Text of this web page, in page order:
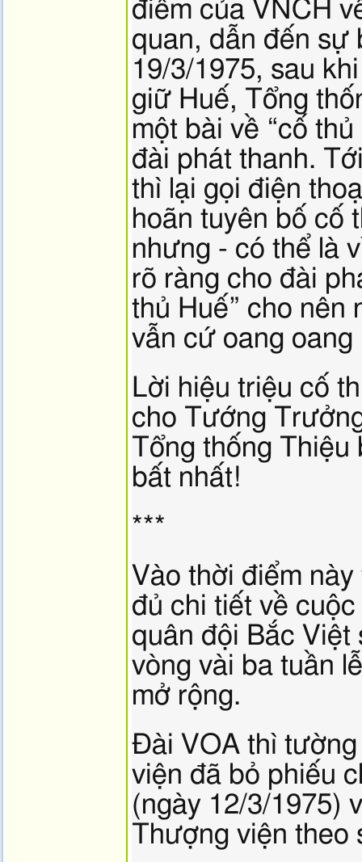
điểm của VNCH
quan, dẫn đến sự
19/3/1975, sau
giữ Huế, Tổng
một bài về “cố
đài phát thanh.
thì lại gọi điện
hoãn tuyên bố cố
nhưng - có thể là
rõ ràng cho đài
thủ Huế” cho nên
vẫn cứ oang
Lời hiệu triệu cố
cho Tướng
Tổng thống Thiệu
bất nhất!
***
Vào thời điểm
đủ chi tiết về
quân đội Bắc Việt
vòng vài ba tuần
mở rộng.
Đài VOA thì tường
viện đã bỏ phiếu
(ngày 12/3/1975)
Thượng viện theo